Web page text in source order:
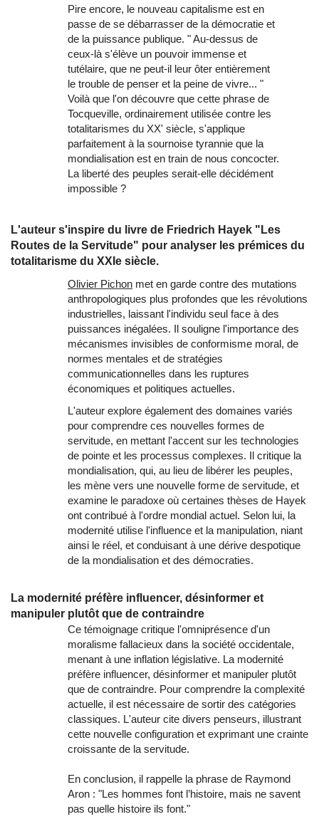
Pire encore, le nouveau capitalisme est en
passe de se débarrasser de la démocratie et
de la puissance publique. " Au-dessus de
ceux-là s'élève un pouvoir immense et
tutélaire, que ne peut-il leur ôter entièrement
le trouble de penser et la peine de vivre... "
Voilà que l'on découvre que cette phrase de
Tocqueville, ordinairement utilisée contre les
totalitarismes du XX' siècle, s'applique
parfaitement à la sournoise tyrannie que la
mondialisation est en train de nous concocter.
La liberté des peuples serait-elle décidément
impossible ?
L'auteur s'inspire du livre de Friedrich Hayek "Les
Routes de la Servitude" pour analyser les prémices du
totalitarisme du XXIe siècle.
Olivier Pichon met en garde contre des mutations
anthropologiques plus profondes que les révolutions
industrielles, laissant l'individu seul face à des
puissances inégalées. Il souligne l'importance des
mécanismes invisibles de conformisme moral, de
normes mentales et de stratégies
communicationnelles dans les ruptures
économiques et politiques actuelles.
L'auteur explore également des domaines variés
pour comprendre ces nouvelles formes de
servitude, en mettant l'accent sur les technologies
de pointe et les processus complexes. Il critique la
mondialisation, qui, au lieu de libérer les peuples,
les mène vers une nouvelle forme de servitude, et
examine le paradoxe où certaines thèses de Hayek
ont contribué à l'ordre mondial actuel. Selon lui, la
modernité utilise l'influence et la manipulation, niant
ainsi le réel, et conduisant à une dérive despotique
de la mondialisation et des démocraties.
La modernité préfère influencer, désinformer et
manipuler plutôt que de contraindre
Ce témoignage critique l'omniprésence d'un
moralisme fallacieux dans la société occidentale,
menant à une inflation législative. La modernité
préfère influencer, désinformer et manipuler plutôt
que de contraindre. Pour comprendre la complexité
actuelle, il est nécessaire de sortir des catégories
classiques. L'auteur cite divers penseurs, illustrant
cette nouvelle configuration et exprimant une crainte
croissante de la servitude.
En conclusion, il rappelle la phrase de Raymond
Aron : "Les hommes font l’histoire, mais ne savent
pas quelle histoire ils font."